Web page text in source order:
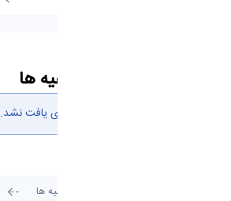
اطلاعیه ها
تمامی اطلاعیه ها
هیچ نتیجه‌ای یافت نشد.